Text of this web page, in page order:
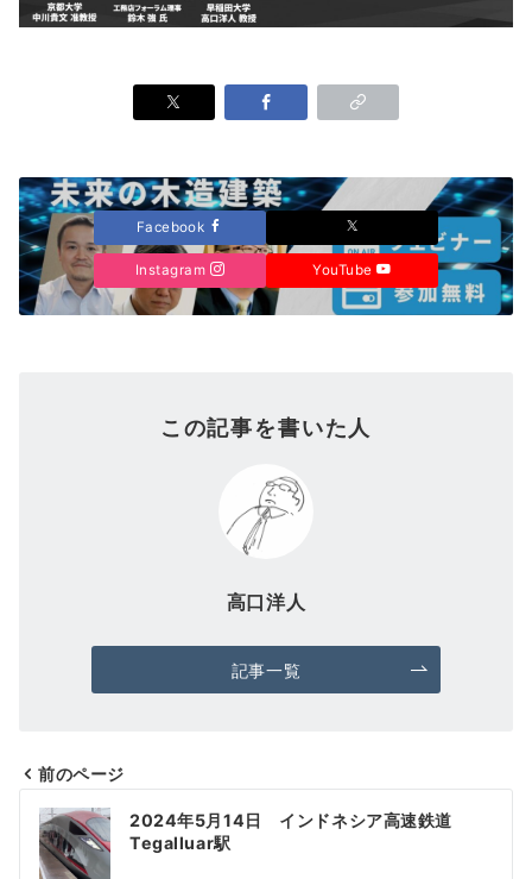
Facebook
Instagram YouTube
この記事を書いた人
高口洋人
記事一覧
投
稿
前のページ
2024年5月14日 インドネシア高速鉄道
Tegalluar駅